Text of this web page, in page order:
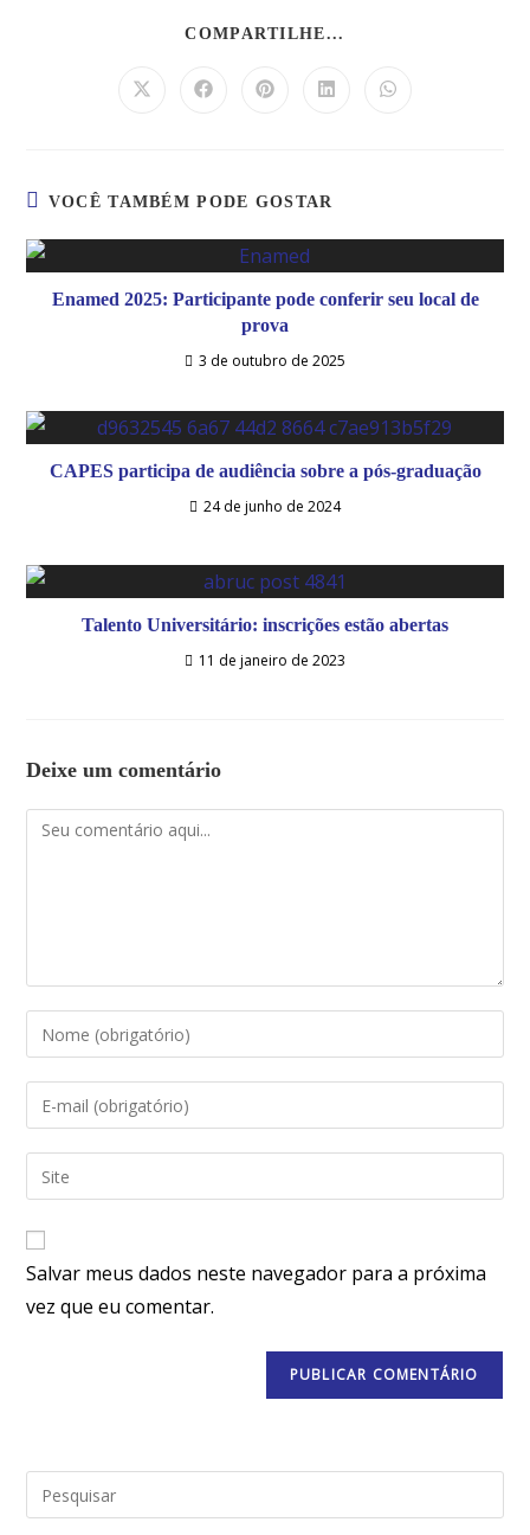
COMPARTILHE...
VOCÊ TAMBÉM PODE GOSTAR
Enamed 2025: Participante pode conferir seu local de
prova
3 de outubro de 2025
CAPES participa de audiência sobre a pós-graduação
24 de junho de 2024
Talento Universitário: inscrições estão abertas
11 de janeiro de 2023
Deixe um comentário
Salvar meus dados neste navegador para a próxima
vez que eu comentar.